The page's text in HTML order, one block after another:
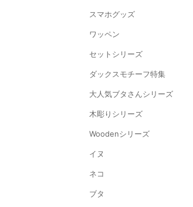
スマホグッズ
ワッペン
セットシリーズ
ダックスモチーフ特集
大人気ブタさんシリーズ
木彫りシリーズ
Woodenシリーズ
イヌ
ネコ
ブタ